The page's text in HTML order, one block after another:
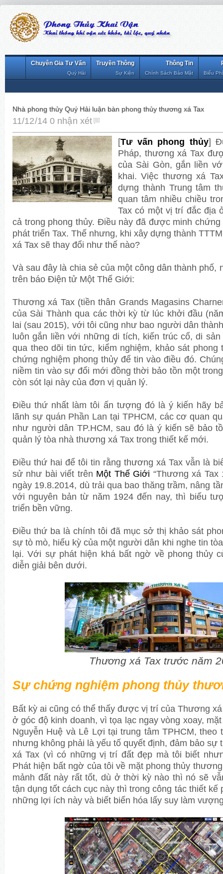
Biểu
Thông Tin
Chính Sách Bảo Mật
Truyền Thông
Sự Kiện
Chuyên Gia Tư Vấn
Quý Hải
Nhà phong thủy Quý Hải luận bàn phong thủy thương xá Tax
11/12/14 0 nhận xét
[Tư vấn phong thủy]
Pháp, thương xá Tax
của Sài Gòn, gắn liền
khai. Việc thương xá
dựng thành Trung tâm
quan tâm nhiều chiều
Tax có một vị trí đắc địa
cả trong phong thủy. Điều này đã được minh
phát triển Tax. Thế nhưng, khi xây dựng thành
xá Tax sẽ thay đổi như thế nào?
Và sau đây là chia sẻ của một công dân thành phố,
trên báo Điện tử Một Thế Giới:
Thương xá Tax (tiền thân Grands Magasins
của Sài Thành qua các thời kỳ từ lúc khởi đầu
lai (sau 2015), với tôi cũng như bao người dân
luôn gắn liền với những di tích, kiến trúc cổ, di
qua theo dõi tin tức, kiểm nghiệm, khảo sát
chứng nghiệm phong thủy để tin vào điều đó.
niềm tin vào sự đổi mới đồng thời bảo tồn một
còn sót lại này của đơn vị quản lý.
Điều thứ nhất làm tôi ấn tượng đó là ý kiến hãy
lãnh sự quán Phần Lan tại TPHCM, các cơ quan
như người dân TP.HCM, sau đó là ý kiến sẽ bảo
quản lý tòa nhà thương xá Tax trong thiết kế mới.
Điều thứ hai để tôi tin rằng thương xá Tax vẫn là
sử như bài viết trên Một Thế Giới “Thương xá Tax
ngày 19.8.2014, dù trải qua bao thăng trầm, nâng
với nguyên bản từ năm 1924 đến nay, thì biểu
triển bền vững.
Điều thứ ba là chính tôi đã mục sở thị khảo sát
sự tò mò, hiếu kỳ của một người dân khi nghe tin
lại. Với sự phát hiện khá bất ngờ về phong thủy
diễn giải bên dưới.
Thương xá Tax trước năm
Sự chứng nghiệm phong thủy
Bất kỳ ai cũng có thể thấy được vị trí của Thương
ở góc độ kinh doanh, vì tọa lạc ngay vòng xoay,
Nguyễn Huệ và Lê Lợi tại trung tâm TPHCM,
nhưng không phải là yếu tố quyết định, đảm bảo sự
xá Tax (vì có những vị trí đất đẹp mà tôi biết
Phát hiện bất ngờ của tôi về mặt phong thủy
mảnh đất này rất tốt, dù ở thời kỳ nào thì nó sẽ
tận dụng tốt cách cục này thì trong công tác thiết kế
những lợi ích này và biết biến hóa lấy suy làm